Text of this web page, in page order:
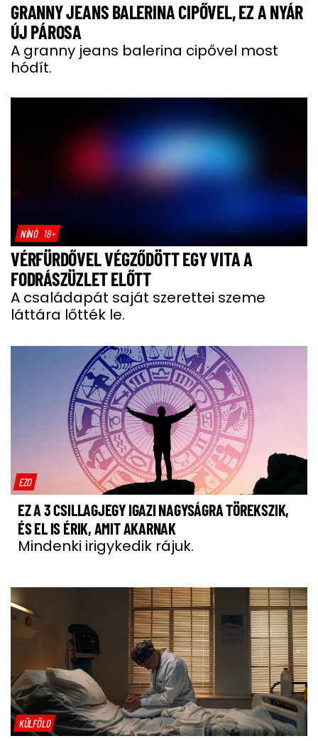
GRANNY JEANS BALERINA CIPŐVEL, EZ A NYÁR
ÚJ PÁROSA
A granny jeans balerina cipővel most
hódít.
NÍNÓ 18+
VÉRFÜRDŐVEL VÉGZŐDÖTT EGY VITA A
FODRÁSZÜZLET ELŐTT
A családapát saját szerettei szeme
láttára lőtték le.
EZO
EZ A 3 CSILLAGJEGY IGAZI NAGYSÁGRA TÖREKSZIK,
ÉS EL IS ÉRIK, AMIT AKARNAK
Mindenki irigykedik rájuk.
KÜLFÖLD